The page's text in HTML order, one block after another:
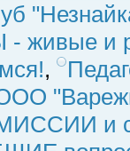
живые и
,
и